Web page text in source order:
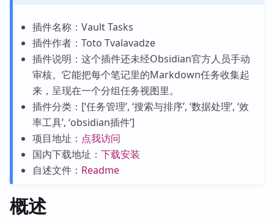
插件名称：Vault Tasks
插件作者：Toto Tvalavadze
插件说明：这个插件还未经Obsidian官方人员手动
审核。它能把每个笔记里的Markdown任务收集起
来，呈现在一个分组任务视图里。
插件分类：[‘任务管理’, ‘搜索与排序’, ‘数据处理’, ‘效
率工具’, ‘obsidian插件’]
项目地址： 点我访问
国内下载地址： 下载安装
自述文件： Readme
概述